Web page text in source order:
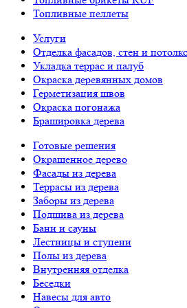
Топливные пеллеты
Услуги
Отделка фасадов, стен и
Укладка террас и палуб
Окраска деревянных домов
Герметизация швов
Окраска погонажа
Брашировка дерева
Готовые решения
Окрашенное дерево
Фасады из дерева
Террасы из дерева
Заборы из дерева
Подшива из дерева
Бани и сауны
Лестницы и ступени
Полы из дерева
Внутренняя отделка
Беседки
Навесы для авто